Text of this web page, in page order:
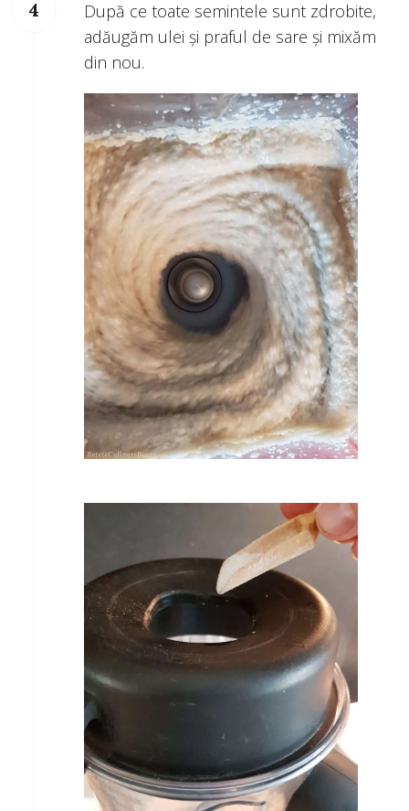
După ce toate semintele sunt zdrobite,
adăugăm ulei și praful de sare și mixăm
din nou.